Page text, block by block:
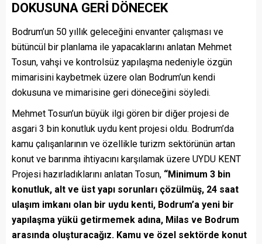
DOKUSUNA GERİ DÖNECEK
Bodrum’un 50 yıllık geleceğini envanter çalışması ve
bütüncül bir planlama ile yapacaklarını anlatan Mehmet
Tosun, vahşi ve kontrolsüz yapılaşma nedeniyle özgün
mimarisini kaybetmek üzere olan Bodrum’un kendi
dokusuna ve mimarisine geri döneceğini söyledi.
Mehmet Tosun’un büyük ilgi gören bir diğer projesi de
asgari 3 bin konutluk uydu kent projesi oldu. Bodrum’da
kamu çalışanlarının ve özellikle turizm sektörünün artan
konut ve barınma ihtiyacını karşılamak üzere UYDU KENT
Projesi hazırladıklarını anlatan Tosun, “Minimum 3 bin
konutluk, alt ve üst yapı sorunları çözülmüş, 24 saat
ulaşım imkanı olan bir uydu kenti, Bodrum’a yeni bir
yapılaşma yükü getirmemek adına, Milas ve Bodrum
arasında oluşturacağız. Kamu ve özel sektörde konut